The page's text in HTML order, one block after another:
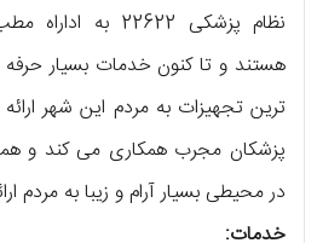
نظام پزشکی
هستند و تا کنون خدمات بسیار حرفه
ترین تجهیزات به مردم این شهر
پزشکان مجرب همکاری می کند و
در محیطی بسیار آرام و زیبا به مردم
خدمات: